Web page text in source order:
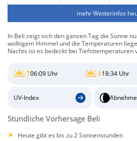
mehr Wetterinfos
In Beli zeigt sich den ganzen Tag die Sonne
wolkigem Himmel und die Temperaturen
Nachts ist es bedeckt bei Tiefsttemperaturen
06:09 Uhr 18:34 Uhr
UV-Index
Stündliche Vorhersage Beli
Heute gibt es bis zu 2 Sonnenstunden